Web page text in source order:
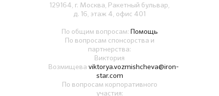
129164, г. Москва, Ракетный бульвар,
д. 16, этаж 4, офис 401
По общим вопросам: Помощь
По вопросам спонсорства и
партнерства:
Виктория
Возмищева viktorya.vozmishcheva@iron-
star.com
По вопросам корпоративного
участия: